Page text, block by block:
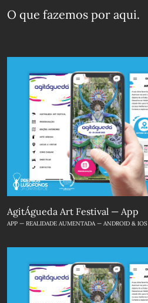
O que fazemos por aqui.
AgitÁgueda Art Festival — App
APP — REALIDADE AUMENTADA — ANDROID & IOS